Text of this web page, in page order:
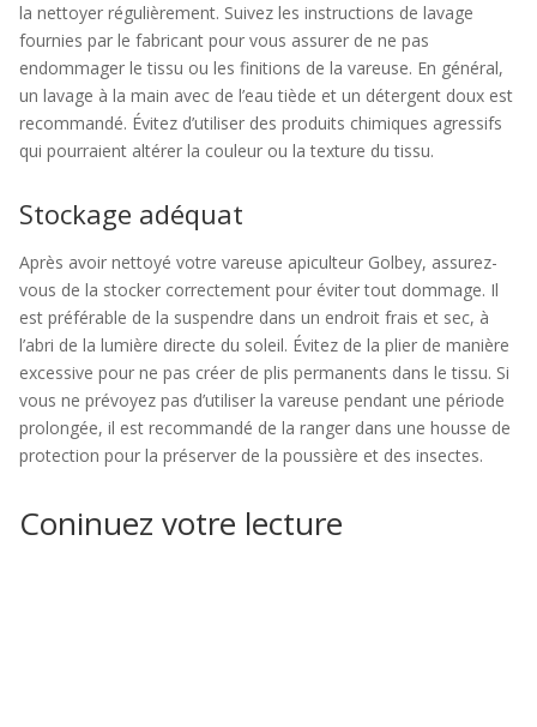
la nettoyer régulièrement. Suivez les instructions de lavage
fournies par le fabricant pour vous assurer de ne pas
endommager le tissu ou les finitions de la vareuse. En général,
un lavage à la main avec de l’eau tiède et un détergent doux est
recommandé. Évitez d’utiliser des produits chimiques agressifs
qui pourraient altérer la couleur ou la texture du tissu.
Stockage adéquat
Après avoir nettoyé votre vareuse apiculteur Golbey, assurez-
vous de la stocker correctement pour éviter tout dommage. Il
est préférable de la suspendre dans un endroit frais et sec, à
l’abri de la lumière directe du soleil. Évitez de la plier de manière
excessive pour ne pas créer de plis permanents dans le tissu. Si
vous ne prévoyez pas d’utiliser la vareuse pendant une période
prolongée, il est recommandé de la ranger dans une housse de
protection pour la préserver de la poussière et des insectes.
Coninuez votre lecture